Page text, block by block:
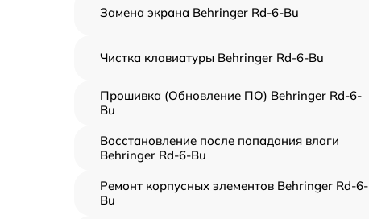
Замена экрана Behringer Rd-6-Bu
Чистка клавиатуры Behringer Rd-6-Bu
Прошивка (Обновление ПО) Behringer Rd-6-
Bu
Восстановление после попадания влаги
Behringer Rd-6-Bu
Ремонт корпусных элементов Behringer Rd-6-
Bu